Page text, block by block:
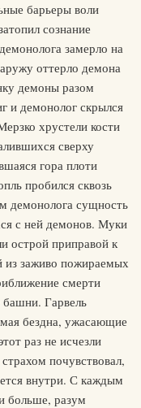
барьеры воли
сознание
замерло на
оттерло демона
демоны разом
и демонолог скрылся
хрустели кости
сверху
гора плоти
пробился сквозь
демонолога сущность
с ней демонов. Муки
острой приправой к
из заживо пожираемых
смерти
Гарвель
бездна, ужасающие
раз не исчезли
почувствовал,
внутри. С каждым
больше, разум